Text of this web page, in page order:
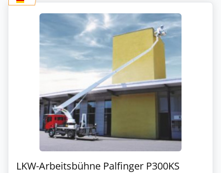
LKW-Arbeitsbühne Palfinger P300KS